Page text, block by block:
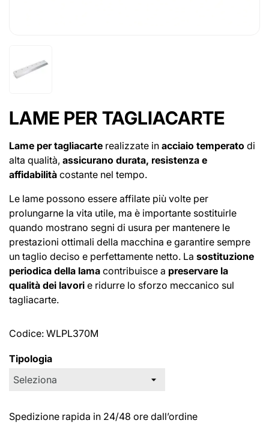
LAME PER TAGLIACARTE
Lame per tagliacarte realizzate in acciaio temperato di
alta qualità, assicurano durata, resistenza e
affidabilità costante nel tempo.
Le lame possono essere affilate più volte per
prolungarne la vita utile, ma è importante sostituirle
quando mostrano segni di usura per mantenere le
prestazioni ottimali della macchina e garantire sempre
un taglio deciso e perfettamente netto. La sostituzione
periodica della lama contribuisce a preservare la
qualità dei lavori e ridurre lo sforzo meccanico sul
tagliacarte.
Codice: WLPL370M
Tipologia
Spedizione rapida in 24/48 ore dall’ordine